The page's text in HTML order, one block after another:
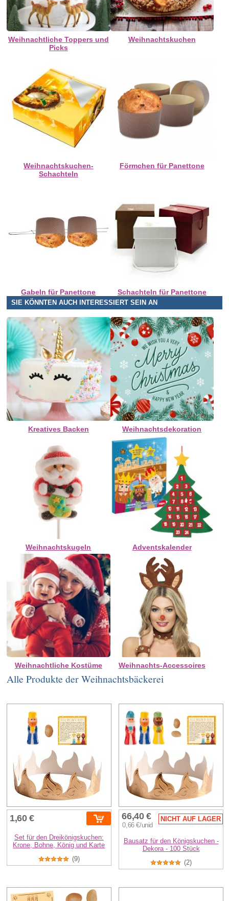
Weihnachtliche Toppers und
Picks
Weihnachtskuchen
Weihnachtskuchen-
Schachteln
Förmchen für Panettone
Gabeln für Panettone Schachteln für Panettone
SIE KÖNNTEN AUCH INTERESSIERT SEIN AN
Kreatives Backen Weihnachtsdekoration
Weihnachtskugeln Adventskalender
Weihnachtliche Kostüme Weihnachts-Accessoires
Alle Produkte der Weihnachtsbäckerei
1,60 €
Set für den Dreikönigskuchen:
Krone, Bohne, König und Karte
(9)
66,40 €
0,66 €/unid
NICHT AUF LAGER
Bausatz für den Königskuchen -
Dekora - 100 Stück
(2)